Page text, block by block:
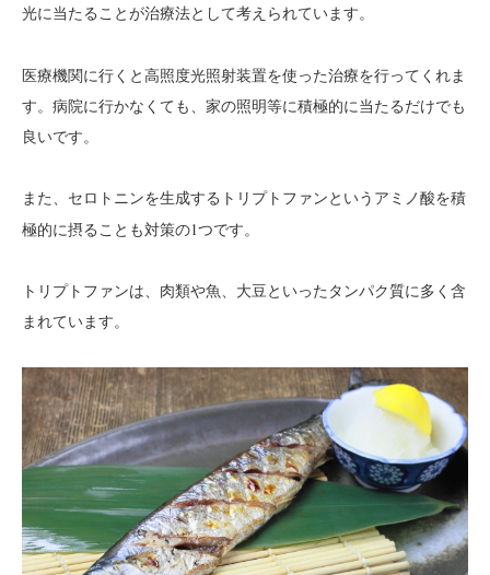
光に当たること が治療法として考えられています。
医療機関に行くと高照度光照射装置を使った治療を行ってくれま
す。 病院に行かなくても、家の照明等に積極的に当たるだけでも
良いです。
また、セロトニンを生成する トリプトファン というアミノ酸を積
極的に摂ることも対策の1つです。
トリプトファンは、肉類や魚、大豆といったタンパク質に多く含
まれています。